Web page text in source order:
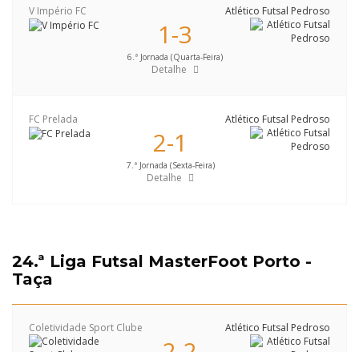
V Império FC Atlético Futsal Pedroso
1-3
6.ª Jornada (Quarta-Feira)
Detalhe
FC Prelada Atlético Futsal Pedroso
2-1
7.ª Jornada (Sexta-Feira)
Detalhe
24.ª Liga Futsal MasterFoot Porto -
Taça
Coletividade Sport Clube Atlético Futsal Pedroso